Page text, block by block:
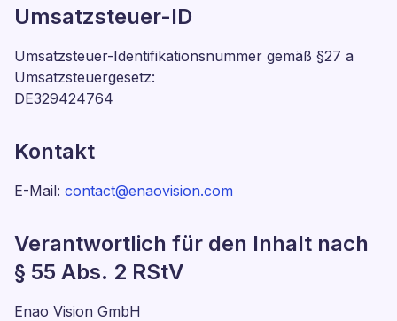
Umsatzsteuer-ID
Umsatzsteuer-Identifikationsnummer gemäß §27 a
Umsatzsteuergesetz:
DE329424764
Kontakt
E-Mail: contact@enaovision.com
Verantwortlich für den Inhalt nach
§ 55 Abs. 2 RStV
Enao Vision GmbH